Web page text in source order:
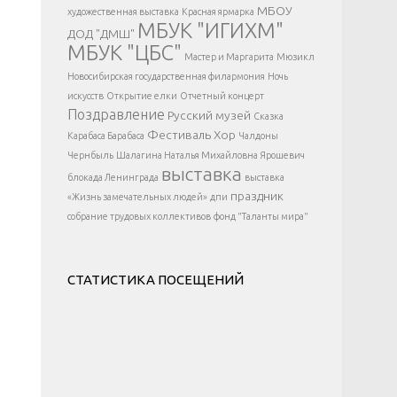
</div >
художественная выставка Красная ярмарка МБОУ
ДОД "ДМШ" МБУК "ИГИХМ"
МБУК "ЦБС" Мастер и Маргарита Мюзикл
Новосибирская государственная филармония Ночь
искусств Открытие елки Отчетный концерт
Поздравление Русский музей Сказка
Карабаса Барабаса ФестивальХор Чалдоны
Чернбыль Шалагина Наталья Михайловна Ярошевич
блокада Ленинграда выставка выставка
«Жизнь замечательных людей» дпи праздник
собрание трудовых коллективов фонд "Таланты мира"
СТАТИСТИКА ПОСЕЩЕНИЙ